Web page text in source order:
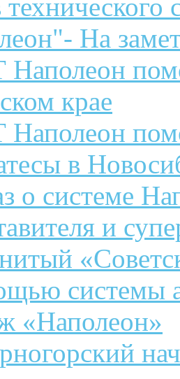
На
крае
в
о системе
и
системы
«Наполеон»